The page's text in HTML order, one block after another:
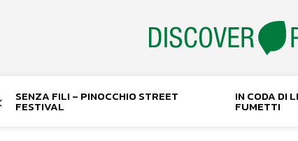
SENZA FILI – PINOCCHIO STREET
FESTIVAL
IN CODA DI
FUMETTI